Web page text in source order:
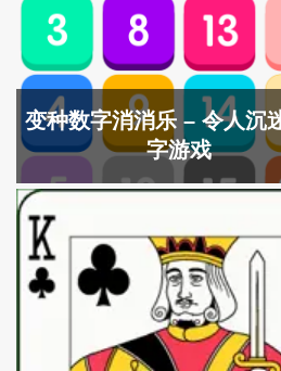
变种数字消消乐 – 令人沉
字游戏